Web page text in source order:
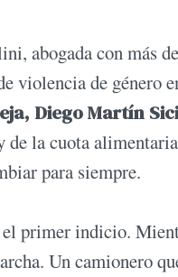
abogada con más
violencia de género
Diego Martín
la cuota
para siempre.
primer indicio.
Un camionero